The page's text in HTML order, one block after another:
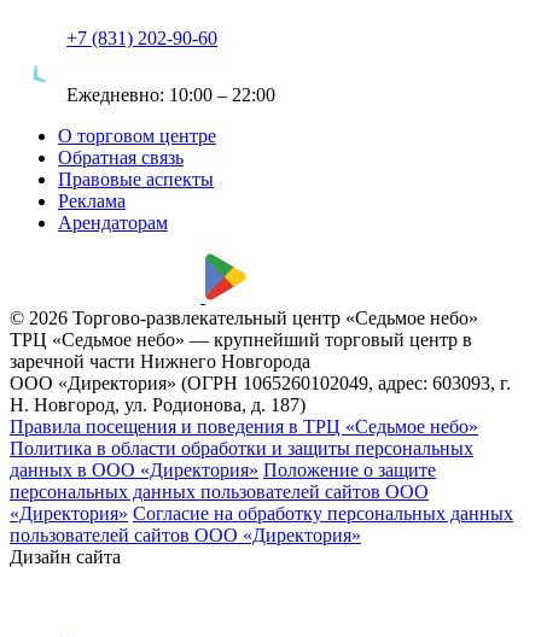
+7 (831) 202-90-60
Ежедневно: 10:00 – 22:00
О торговом центре
Обратная связь
Правовые аспекты
Реклама
Арендаторам
© 2026 Торгово-развлекательный центр «Седьмое небо»
ТРЦ «Седьмое небо» — крупнейший торговый центр в
заречной части Нижнего Новгорода
ООО «Директория» (ОГРН 1065260102049, адрес: 603093, г.
Н. Новгород, ул. Родионова, д. 187)
Правила посещения и поведения в ТРЦ «Седьмое небо»
Политика в области обработки и защиты персональных
данных в ООО «Директория» Положение о защите
персональных данных пользователей сайтов ООО
«Директория» Согласие на обработку персональных данных
пользователей сайтов ООО «Директория»
Дизайн сайта